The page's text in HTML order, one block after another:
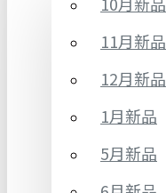
11月新品
12月新品
1月新品
5月新品